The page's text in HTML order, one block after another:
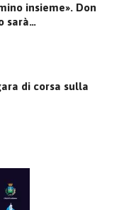
insieme». Don
sarà…
di corsa sulla